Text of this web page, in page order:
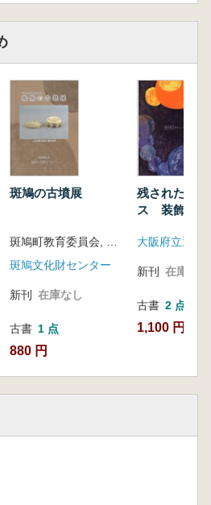
斑鳩の古墳展
斑鳩文化財センター
新刊 在庫なし
古書 1 点
880 円
残されたキ
ス 装飾古墳
季特別展
新刊 在庫なし
古書 2 点
1,100 円~